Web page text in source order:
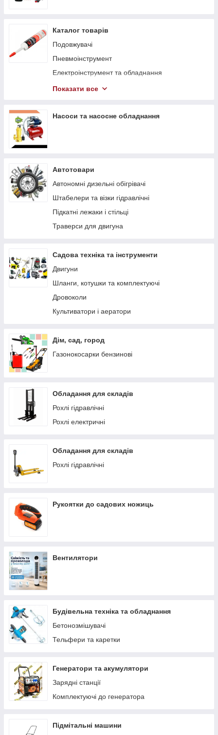
Каталог товарів
Подовжувачі
Пневмоінструмент
Електроінструмент та обладнання
Компресори
Показати все
Насоси та насосне обладнання
Автотовари
Автономні дизельні обігрівачі
Штабелери та візки гідравлічні
Підкaтні лeжaки і cтільці
Траверси для двигуна
Садова техніка та інструменти
Двигуни
Шланги, котушки та комплектуючі
Дровоколи
Культиватори і аератори
Дім, сад, город
Газонокосарки бензинові
Обладання для складів
Рохлі гідравлічні
Рохлі електричні
Обладання для складів
Рохлі гідравлічні
Рукоятки до садових ножиць
Вентилятори
Будівельна техніка та обладнання
Бетонозмішувачі
Тельфери та каретки
Генератори та акумулятори
Зарядні станції
Комплектуючі до генератора
Підмітальні машини